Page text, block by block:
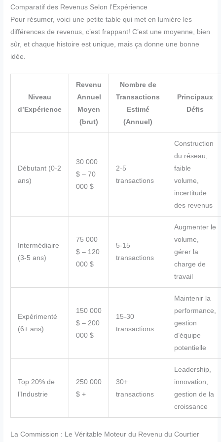
Comparatif des Revenus Selon l’Expérience
Pour résumer, voici une petite table qui met en lumière les
différences de revenus, c’est frappant! C’est une moyenne, bien
sûr, et chaque histoire est unique, mais ça donne une bonne
idée.
Niveau
d’Expérience
Revenu
Annuel
Moyen
(brut)
Nombre de
Transactions
Estimé
(Annuel)
Principaux
Défis
Débutant (0-2
ans)
30 000
$ – 70
000 $
2-5
transactions
Construction
du réseau,
faible
volume,
incertitude
des revenus
Intermédiaire
(3-5 ans)
75 000
$ – 120
000 $
5-15
transactions
Augmenter le
volume,
gérer la
charge de
travail
Expérimenté
(6+ ans)
150 000
$ – 200
000 $
15-30
transactions
Maintenir la
performance,
gestion
d’équipe
potentielle
Top 20% de
l’Industrie
250 000
$ +
30+
transactions
Leadership,
innovation,
gestion de la
croissance
La Commission : Le Véritable Moteur du Revenu du Courtier